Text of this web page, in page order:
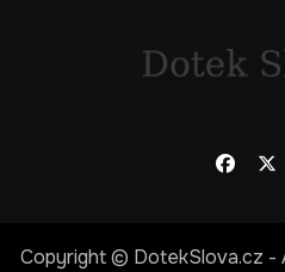
Copyright © DotekSlova.cz -